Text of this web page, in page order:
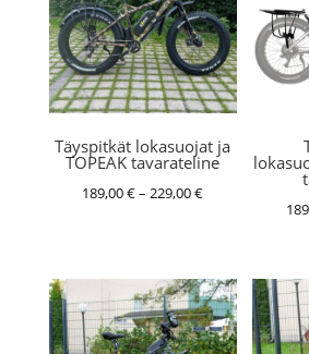
Täyspitkät lokasuojat ja
TOPEAK tavarateline
189,00€– 229,00€Hintaluokka:
229,00 €